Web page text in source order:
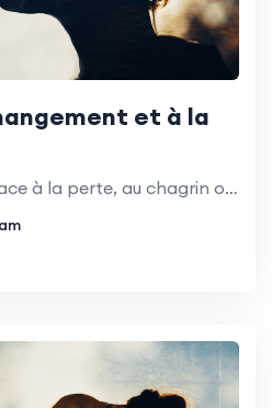
et à la
Stratégies pour faire face à la perte, au chagrin ou aux changements majeurs dans votre vie.